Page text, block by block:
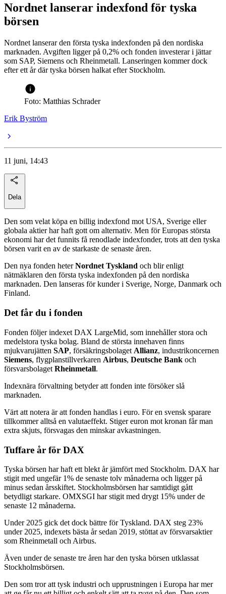
Nordnet lanserar indexfond för tyska
börsen
Nordnet lanserar den första tyska indexfonden på den nordiska
marknaden. Avgiften ligger på 0,2% och fonden investerar i jättar
som SAP, Siemens och Rheinmetall. Lanseringen kommer dock
efter ett år där tyska börsen halkat efter Stockholm.
Foto: Matthias Schrader
Erik Byström
11 juni, 14:43
Dela
Den som velat köpa en billig indexfond mot USA, Sverige eller
globala aktier har haft gott om alternativ. Men för Europas största
ekonomi har det funnits få renodlade indexfonder, trots att den tyska
börsen varit en av de starkaste de senaste åren.
Den nya fonden heterNordnet Tyskland och blir enligt
nätmäklaren den första tyska indexfonden på den nordiska
marknaden. Den lanseras för kunder i Sverige, Norge, Danmark och
Finland.
Det får du i fonden
Fonden följer indexet DAX LargeMid, som innehåller stora och
medelstora tyska bolag. Bland de största innehaven finns
mjukvarujätten SAP, försäkringsbolaget Allianz, industrikoncernen
Siemens, flygplanstillverkaren Airbus, Deutsche Bank och
försvarsbolaget Rheinmetall.
Indexnära förvaltning betyder att fonden inte försöker slå
marknaden.
Värt att notera är att fonden handlas i euro. För en svensk sparare
tillkommer alltså en valutaeffekt. Stiger euron mot kronan får man
extra skjuts, försvagas den minskar avkastningen.
Tuffare år för DAX
Tyska börsen har haft ett blekt år jämfört med Stockholm. DAX har
stigit med ungefär 1% de senaste tolv månaderna och ligger på
minus sedan årsskiftet. Stockholmsbörsen har samtidigt gått
betydligt starkare. OMXSGI har stigit med drygt 15% under de
senaste 12 månaderna.
Under 2025 gick det dock bättre för Tyskland. DAX steg 23%
under 2025, indexets bästa år sedan 2019, stöttat av försvarsaktier
som Rheinmetall och Airbus.
Även under de senaste tre åren har den tyska börsen utklassat
Stockholmsbörsen.
Den som tror att tysk industri och upprustningen i Europa har mer